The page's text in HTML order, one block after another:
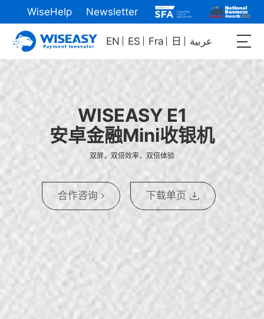
WiseHelp Newsletter
EN ES Fra 日 عربية
WISEASY E1
安卓金融Mini收银机
双屏，双倍效率，双倍体验
合作咨询 下载单页